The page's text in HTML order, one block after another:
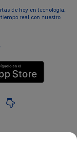
de hoy en tecnología,
real con nuestro